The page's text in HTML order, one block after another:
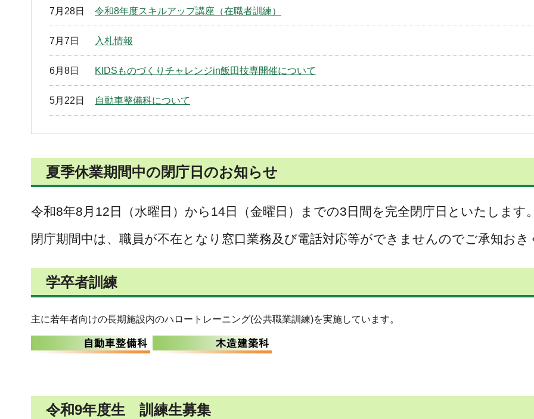
7月28日 令和8年度スキルアップ講座（在職者訓練）
7月7日 入札情報
6月8日 KIDSものづくりチャレンジin飯田技専開催について
5月22日 自動車整備科について
夏季休業期間中の閉庁日のお知らせ
令和8年8月12日（水曜日）から14日（金曜日）までの3日間を完全閉庁日といたします
閉庁期間中は、職員が不在となり窓口業務及び電話対応等ができませんのでご承知お
学卒者訓練
主に若年者向けの長期施設内のハロートレーニング(公共職業訓練)を実施しています。
令和9年度生 訓練生募集